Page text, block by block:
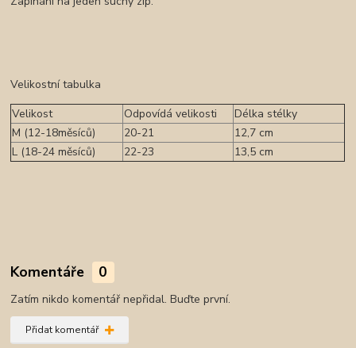
Velikostní tabulka
Velikost
Odpovídá velikosti
Délka stélky
M (12-18měsíců)
20-21
12,7 cm
L (18-24 měsíců)
22-23 13,5 cm
Komentáře 0
Zatím nikdo komentář nepřidal. Buďte první.
Přidat komentář